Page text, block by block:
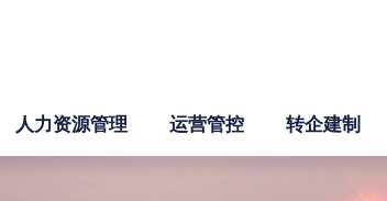
人力资源管理 运营管控 转企建制